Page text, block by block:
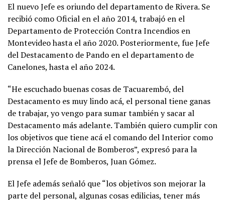
El nuevo Jefe es oriundo del departamento de Rivera. Se
recibió como Oficial en el año 2014, trabajó en el
Departamento de Protección Contra Incendios en
Montevideo hasta el año 2020. Posteriormente, fue Jefe
del Destacamento de Pando en el departamento de
Canelones, hasta el año 2024.
“He escuchado buenas cosas de Tacuarembó, del
Destacamento es muy lindo acá, el personal tiene ganas
de trabajar, yo vengo para sumar también y sacar al
Destacamento más adelante. También quiero cumplir con
los objetivos que tiene acá el comando del Interior como
la Dirección Nacional de Bomberos”, expresó para la
prensa el Jefe de Bomberos, Juan Gómez.
El Jefe además señaló que “los objetivos son mejorar la
parte del personal, algunas cosas edilicias, tener más